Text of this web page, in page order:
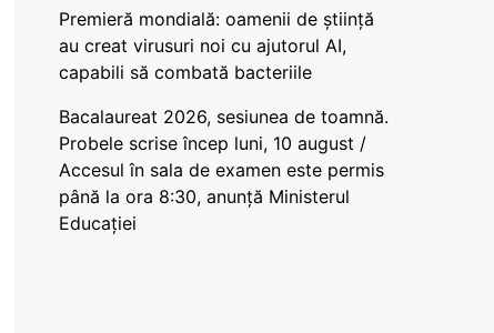
Premieră mondială: oamenii de știință
au creat virusuri noi cu ajutorul AI,
capabili să combată bacteriile
Bacalaureat 2026, sesiunea de toamnă.
Probele scrise încep luni, 10 august /
Accesul în sala de examen este permis
până la ora 8:30, anunță Ministerul
Educației